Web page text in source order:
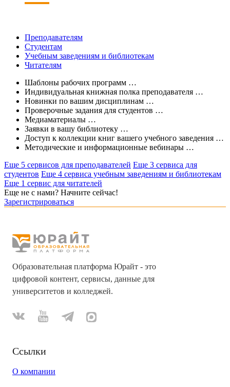
Преподавателям
Студентам
Учебным заведениям и библиотекам
Читателям
Шаблоны рабочих программ …
Индивидуальная книжная полка преподавателя …
Новинки по вашим дисциплинам …
Проверочные задания для студентов …
Медиаматериалы …
Заявки в вашу библиотеку …
Доступ к коллекции книг вашего учебного заведения …
Методические и информационные вебинары …
Еще 5 сервисов для преподавателей Еще 3 сервиса для
студентов Еще 4 сервиса учебным заведениям и библиотекам
Еще 1 сервис для читателей
Еще не с нами? Начните сейчас!
Зарегистрироваться
Образовательная платформа Юрайт - это
цифровой контент, сервисы, данные для
университетов и колледжей.
Ссылки
О компании